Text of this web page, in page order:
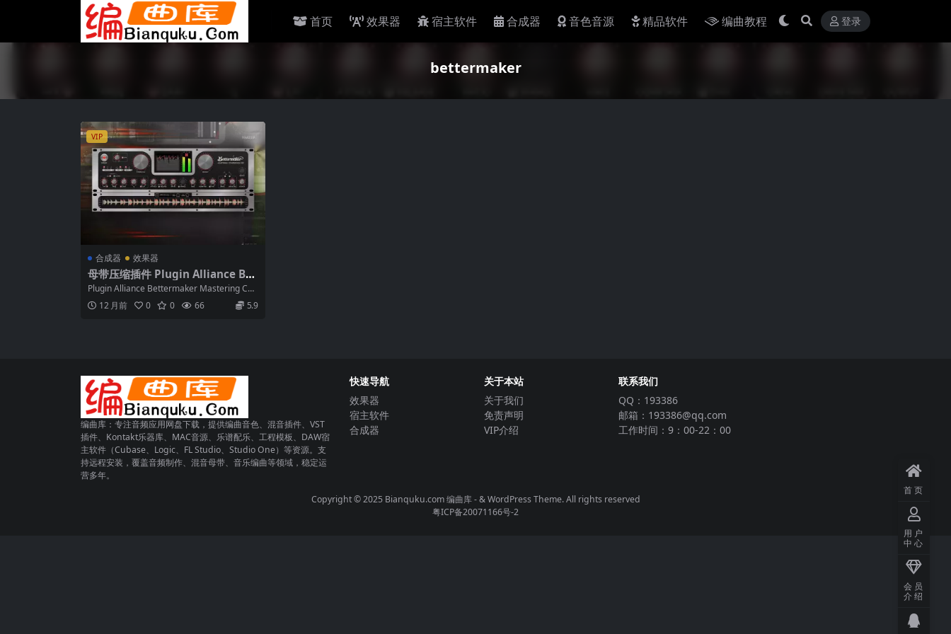
首页 效果器 宿主软件 合成器 音色音源 精品软件 编曲教程 登录
bettermaker
VIP
合成器 效果器
母带压缩插件 Plugin Alliance Bet
termaker Mastering Compress
or v1.0.0 WiN MAC
Plugin Alliance Bettermaker Mastering C
o...
12 月前 0 0 66 5.9
编曲库：专注音频应用网盘下载，提供编曲音色、混音插件、VST
插件、Kontakt乐器库、MAC音源、乐谱配乐、工程模板、DAW宿
主软件（Cubase、Logic、FL Studio、Studio One）等资源。支
持远程安装，覆盖音频制作、混音母带、音乐编曲等领域，稳定运
营多年。
快速导航
效果器
宿主软件
合成器
关于本站
关于我们
免责声明
VIP介绍
联系我们
QQ：193386
邮箱：193386@qq.com
工作时间：9：00-22：00
Copyright © 2025 Bianquku.com编曲库- & WordPress Theme. All rights reserved
粤ICP备20071166号-2
首页
用户
中心
会员
介绍